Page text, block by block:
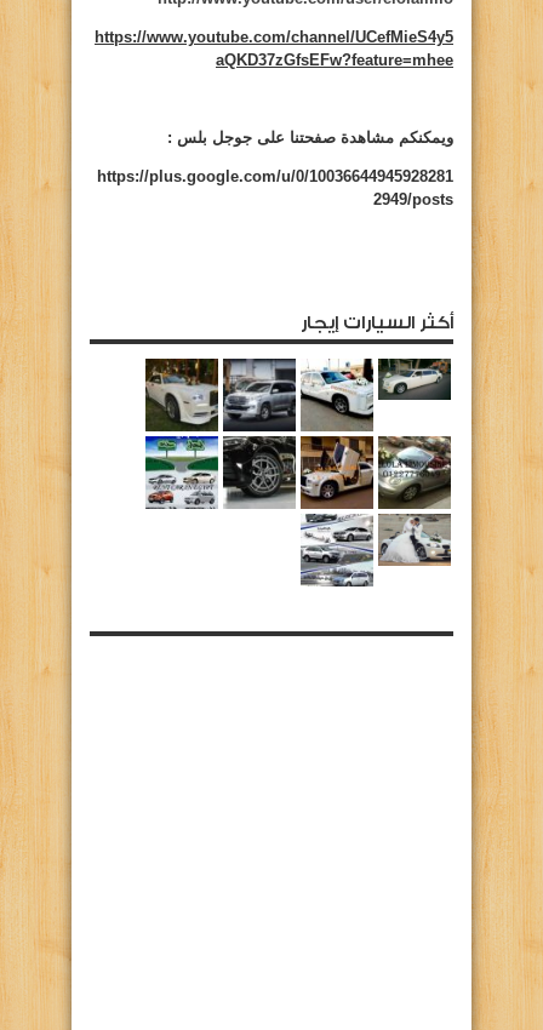
https://www.youtube.com/channel/UCefMieS4y5
aQKD37zGfsEFw?feature=mhee
ويمكنكم مشاهدة صفحتنا على جوجل بلس :
https://plus.google.com/u/0/10036644945928281
2949/posts
أكثر السيارات إيجار